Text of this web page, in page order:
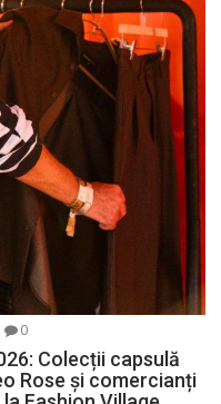
0
Colecții capsulă
Rose și comercianți